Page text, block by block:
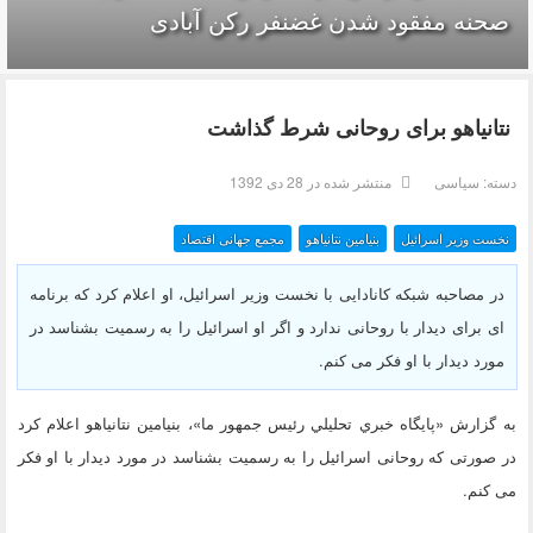
صحنه مفقود شدن غضنفر رکن آبادی
نتانیاهو برای روحانی شرط گذاشت
دسته: سیاسی منتشر شده در 28 دی 1392
نخست وزیر اسرائیل بنیامین نتانیاهو مجمع جهانی اقتصاد
در مصاحبه شبکه کانادایی با نخست وزیر اسرائیل، او اعلام کرد که برنامه
ای برای دیدار با روحانی ندارد و اگر او اسرائیل را به رسمیت بشناسد در
مورد دیدار با او فکر می کنم.
به گزارش «پايگاه خبري تحليلي رئيس جمهور ما»، بنیامین نتانیاهو اعلام کرد
در صورتی که روحانی اسرائیل را به رسمیت بشناسد در مورد دیدار با او فکر
می کنم.